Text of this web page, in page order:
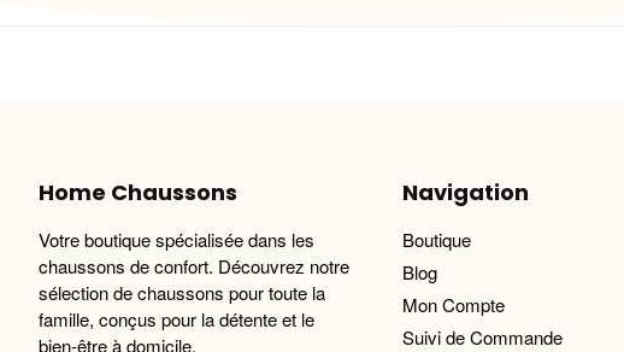
Home Chaussons
Votre boutique spécialisée dans les
chaussons de confort. Découvrez notre
sélection de chaussons pour toute la
famille, conçus pour la détente et le
bien-être à domicile.
Navigation
Boutique
Blog
Mon Compte
Suivi de Commande